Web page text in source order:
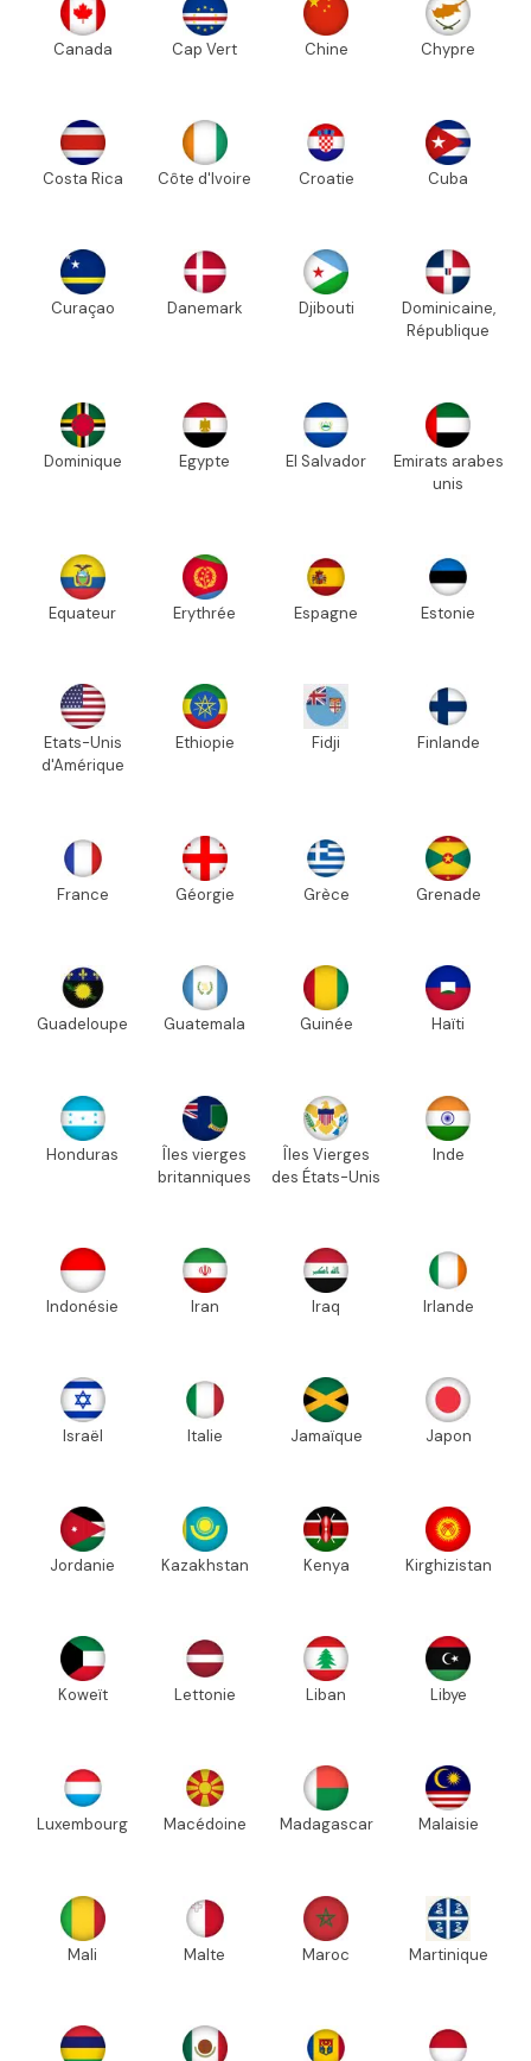
Canada Cap Vert Chine Chypre
Costa Rica Côte d'Ivoire Croatie Cuba
Curaçao Danemark Djibouti
Dominicaine,
République
Dominique Egypte El Salvador
Emirats arabes
unis
Equateur Erythrée Espagne Estonie
Etats-Unis
d'Amérique
Ethiopie Fidji Finlande
France Géorgie Grèce Grenade
Guadeloupe Guatemala Guinée Haïti
Honduras
Îles vierges
britanniques
Îles Vierges
des États-Unis
Inde
Indonésie Iran Iraq Irlande
Israël Italie Jamaïque Japon
Jordanie Kazakhstan Kenya Kirghizistan
Koweït Lettonie Liban Libye
Luxembourg Macédoine Madagascar Malaisie
Mali Malte Maroc Martinique